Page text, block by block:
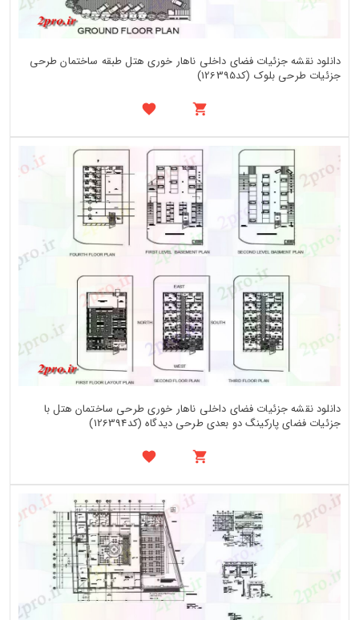
دانلود نقشه جزئیات فضای داخلی ناهار خوری هتل طبقه ساختمان طرحی
جزئیات طرحی بلوک (کد126395)
دانلود نقشه جزئیات فضای داخلی ناهار خوری طرحی ساختمان هتل با
جزئیات فضای پارکینگ دو بعدی طرحی دیدگاه (کد126394)